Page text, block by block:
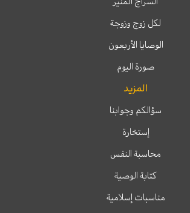
لكل زوج وزوجة
الوصايا الأربعون
صورة اليوم
المزيد
سؤالكم وجوابنا
إستخارة
محاسبة النفس
كتابة الوصية
مناسبات إسلامية